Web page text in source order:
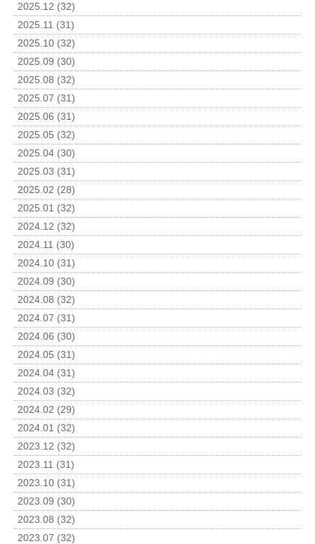
2025.12 (32)
2025.11 (31)
2025.10 (32)
2025.09 (30)
2025.08 (32)
2025.07 (31)
2025.06 (31)
2025.05 (32)
2025.04 (30)
2025.03 (31)
2025.02 (28)
2025.01 (32)
2024.12 (32)
2024.11 (30)
2024.10 (31)
2024.09 (30)
2024.08 (32)
2024.07 (31)
2024.06 (30)
2024.05 (31)
2024.04 (31)
2024.03 (32)
2024.02 (29)
2024.01 (32)
2023.12 (32)
2023.11 (31)
2023.10 (31)
2023.09 (30)
2023.08 (32)
2023.07 (32)